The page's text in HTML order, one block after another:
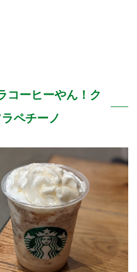
コーヒーやん！ク
ペチーノ